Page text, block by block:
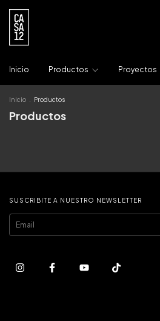
Inicio Productos Proyectos
Inicio Productos
Productos
SUSCRIBITE A NUESTRO NEWSLETTER